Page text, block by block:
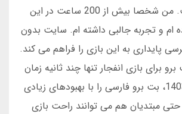
بسیاری از رقباست. من شخصا بیش از 200 ساعت در این
ام و تجربه جالبی داشته ام. سایت بدون
پایداری به این بازی را فراهم می کند.
برای بازی انفجار تنها چند ثانیه زمان
می برد. در سال 1403، بت برو فارسی را با بهبودهای زیادی
مبتدیان هم می توانند راحت بازی